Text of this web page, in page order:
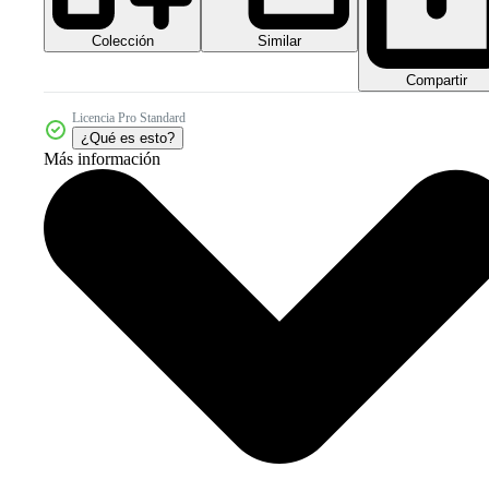
Colección Similar
Compartir
Licencia Pro Standard
¿Qué es esto?
Más información